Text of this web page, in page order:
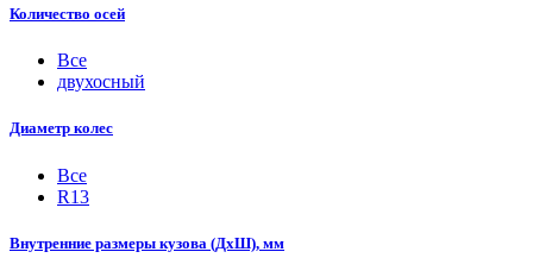
Количество осей
Все
двухосный
Диаметр колес
Все
R13
Внутренние размеры кузова (ДхШ), мм